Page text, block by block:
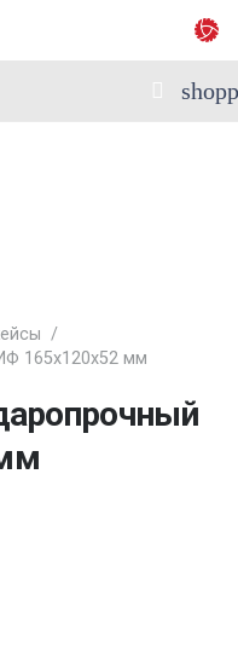
/
165х120х52 мм